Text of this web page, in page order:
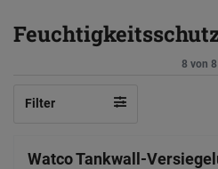
8 von 8
Filter
Watco Tankwall-